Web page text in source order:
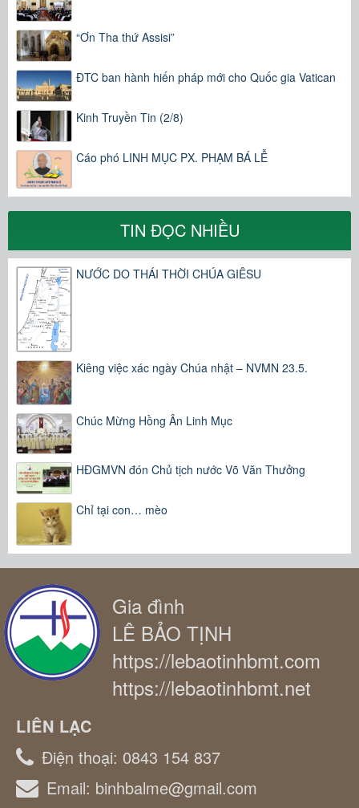
“Ơn Tha thứ Assisi”
ĐTC ban hành hiến pháp mới cho Quốc gia Vatican
Kinh Truyền Tin (2/8)
Cáo phó LINH MỤC PX. PHẠM BÁ LỄ
TIN ĐỌC NHIỀU
NƯỚC DO THÁI THỜI CHÚA GIÊSU
Kiêng việc xác ngày Chúa nhật – NVMN 23.5.
Chúc Mừng Hồng Ân Linh Mục
HĐGMVN đón Chủ tịch nước Võ Văn Thưởng
Chỉ tại con… mèo
Gia đình
LÊ BẢO TỊNH
https://lebaotinhbmt.com
https://lebaotinhbmt.net
LIÊN LẠC
Điện thoại: 0843 154 837
Email: binhbalme@gmail.com